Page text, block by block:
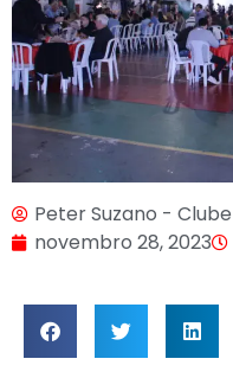
Peter Suzano -
novembro 28, 2023